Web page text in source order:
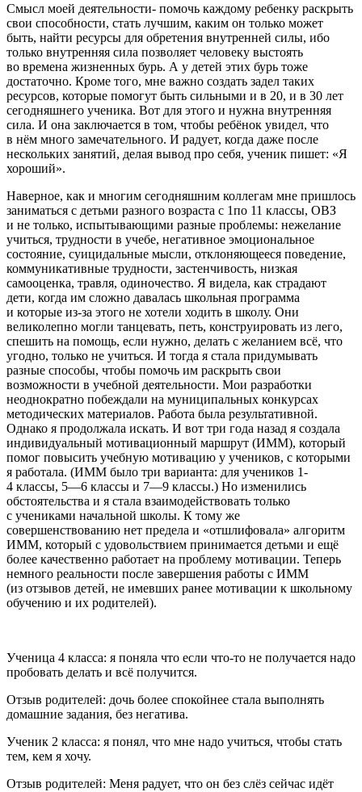
Смысл моей деятельности- помочь каждому ребенку раскрыть
свои способности, стать лучшим, каким он только может
быть, найти ресурсы для обретения внутренней силы, ибо
только внутренняя сила позволяет человеку выстоять
во времена жизненных бурь. А у детей этих бурь тоже
достаточно. Кроме того, мне важно создать задел таких
ресурсов, которые помогут быть сильными и в 20, и в 30 лет
сегодняшнего ученика. Вот для этого и нужна внутренняя
сила. И она заключается в том, чтобы ребёнок увидел, что
в нём много замечательного. И радует, когда даже после
нескольких занятий, делая вывод про себя, ученик пишет: «Я
хороший».
Наверное, как и многим сегодняшним коллегам мне пришлось
заниматься с детьми разного возраста с 1по 11 классы, ОВЗ
и не только, испытывающими разные проблемы: нежелание
учиться, трудности в учебе, негативное эмоциональное
состояние, суицидальные мысли, отклоняющееся поведение,
коммуникативные трудности, застенчивость, низкая
самооценка, травля, одиночество. Я видела, как страдают
дети, когда им сложно давалась школьная программа
и которые из-за этого не хотели ходить в школу. Они
великолепно могли танцевать, петь, конструировать из лего,
спешить на помощь, если нужно, делать с желанием всё, что
угодно, только не учиться. И тогда я стала придумывать
разные способы, чтобы помочь им раскрыть свои
возможности в учебной деятельности. Мои разработки
неоднократно побеждали на муниципальных конкурсах
методических материалов. Работа была результативной.
Однако я продолжала искать. И вот три года назад я создала
индивидуальный мотивационный маршрут (ИММ), который
помог повысить учебную мотивацию у учеников, с которыми
я работала. (ИММ было три варианта: для учеников 1-
4 классы, 5—6 классы и 7—9 классы.) Но изменились
обстоятельства и я стала взаимодействовать только
с учениками начальной школы. К тому же
совершенствованию нет предела и «отшлифовала» алгоритм
ИММ, который с удовольствием принимается детьми и ещё
более качественно работает на проблему мотивации. Теперь
немного реальности после завершения работы с ИММ
(из отзывов детей, не имевших ранее мотивации к школьному
обучению и их родителей).
Ученица 4 класса: я поняла что если что-то не получается надо
пробовать делать и всё получится.
Отзыв родителей: дочь более спокойнее стала выполнять
домашние задания, без негатива.
Ученик 2 класса: я понял, что мне надо учиться, чтобы стать
тем, кем я хочу.
Отзыв родителей: Меня радует, что он без слёз сейчас идёт